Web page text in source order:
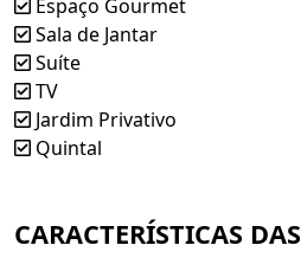
PHILLIPE FERREIRA
FONE: 8 1 9 9 9 3 5 1 5 7 0
Espaço Gourmet
Sala de Jantar
Suíte
TV
Jardim Privativo
Quintal
CARACTERÍSTICAS DAS